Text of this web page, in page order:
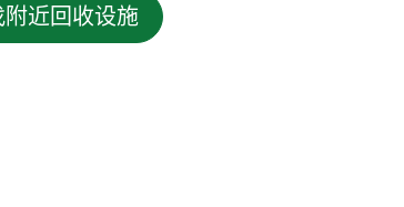
附近回收设施